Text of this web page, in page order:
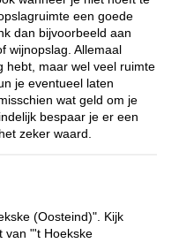
een goede
dan bijvoorbeeld aan
wijnopslag. Allemaal
hebt, maar wel veel ruimte
je eventueel laten
wat geld om je
bespaar je er een
zeker waard.
(Oosteind)". Kijk
van "'t Hoekske